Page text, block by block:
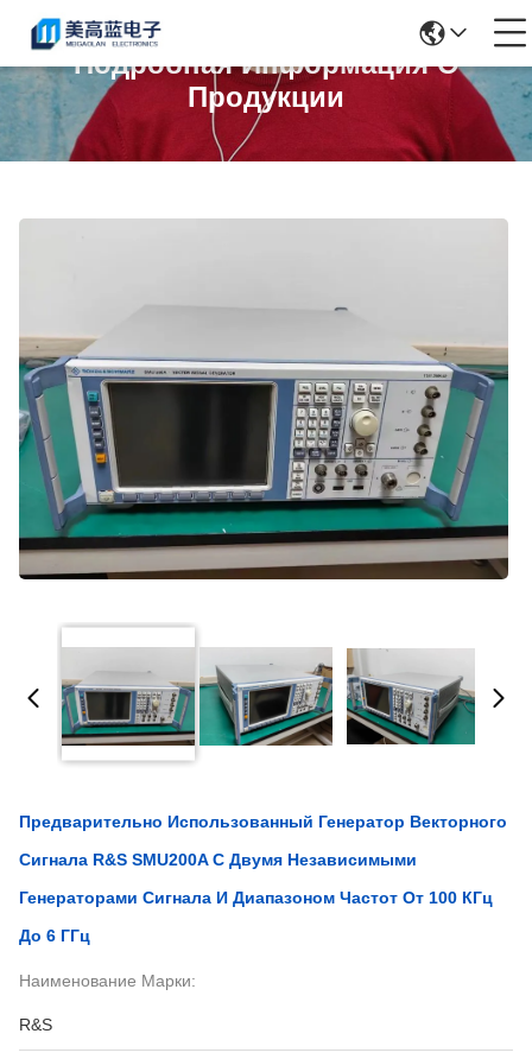
Подробная Информация О
Продукции
Предварительно Использованный Генератор Векторного
Сигнала R&S SMU200A С Двумя Независимыми
Генераторами Сигнала И Диапазоном Частот От 100 КГц
До 6 ГГц
Наименование Марки:
R&S